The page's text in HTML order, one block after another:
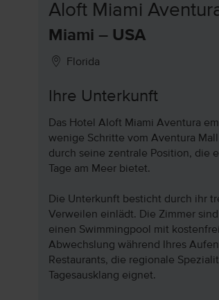
Aloft Miami
Miami – USA
Florida
Ihre Unterkunft
Das Hotel Aloft Miami Aventura
wenige Schritte vom Aventura
durch seine zentrale Position, die
Tage am Meer bietet.
Die Unterkunft besticht durch ihr
Verweilen einlädt. Die Zimmer
einen Swimmingpool mit
Abwechslung während Ihres
Restaurants, die regionale
Tagesausklang eignet.